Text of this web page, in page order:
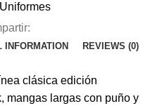
INFORMATION REVIEWS (0)
clásica edición
mangas largas con puño y